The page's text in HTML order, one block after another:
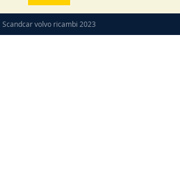
Scandcar volvo ricambi 2023